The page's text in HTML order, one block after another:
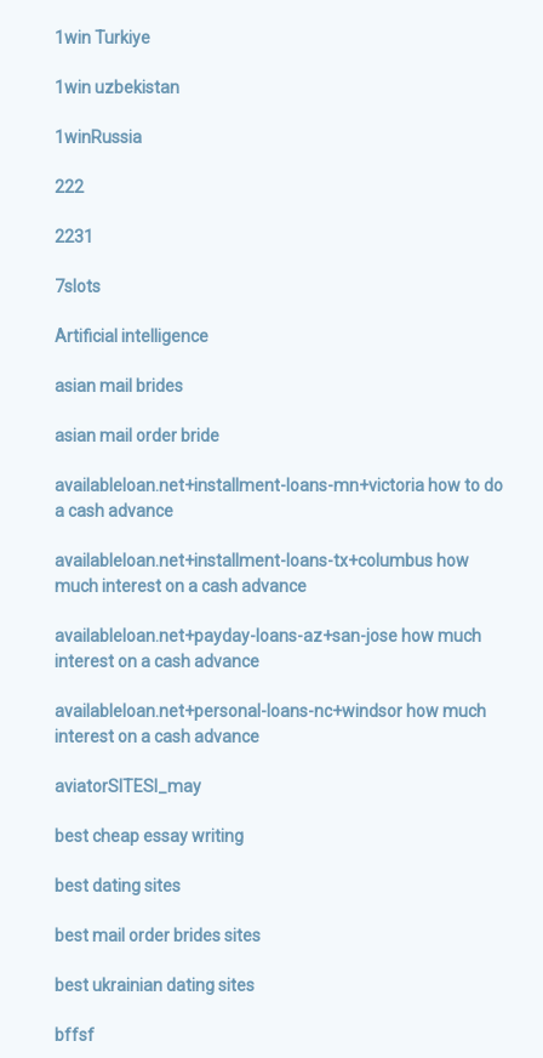
1win Turkiye
1win uzbekistan
1winRussia
222
2231
7slots
Artificial intelligence
asian mail brides
asian mail order bride
availableloan.net+installment-loans-mn+victoria how to do
a cash advance
availableloan.net+installment-loans-tx+columbus how
much interest on a cash advance
availableloan.net+payday-loans-az+san-jose how much
interest on a cash advance
availableloan.net+personal-loans-nc+windsor how much
interest on a cash advance
aviatorSITESI_may
best cheap essay writing
best dating sites
best mail order brides sites
best ukrainian dating sites
bffsf